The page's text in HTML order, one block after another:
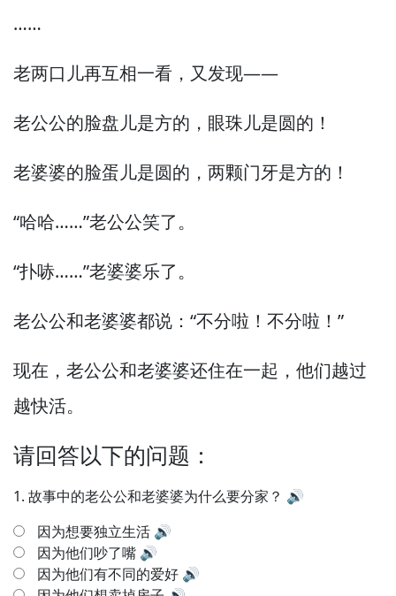
……
老两口儿再互相一看， 又发现——
老公公的脸盘儿是方的， 眼珠儿是圆的！
老婆婆的脸蛋儿是圆的， 两颗门牙是方的！
“哈哈……”老公公笑了。
“扑哧……”老婆婆乐了。
老公公和老婆婆都说：“不分啦！ 不分啦！”
现在， 老公公和老婆婆还住在一起， 他们越过
越快活。
请回答以下的问题：
1. 故事中的老公公和老婆婆为什么要分家？ 🔊
因为想要独立生活 🔊
因为他们吵了嘴 🔊
因为他们有不同的爱好 🔊